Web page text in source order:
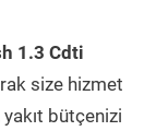
1.3 Cdti
size hizmet
bütçenizi